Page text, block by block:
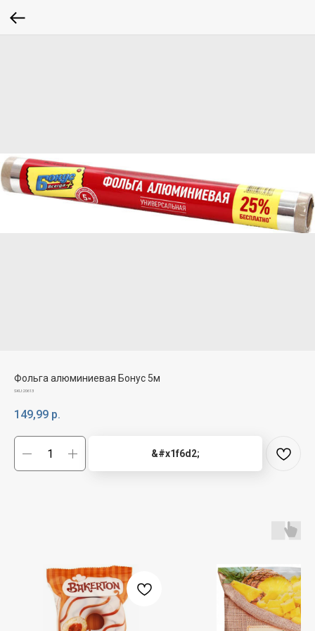
Фольга алюминиевая Бонус 5м
SKU:20613
149,99 р.
&#x1f6d2;